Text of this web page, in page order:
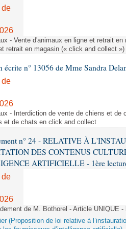
de
- Vente d'animaux en ligne et retrait
retrait en magasin (« click and collect »)
écrite n° 13056 de Mme Sandra
de
- Interdiction de vente de chiens et
et de chats en click and collect
n° 24 - RELATIVE À
DES CONTENUS
ARTIFICIELLE - 1ère
de
de M. Bothorel - Article UNIQUE -
(Proposition de loi relative à